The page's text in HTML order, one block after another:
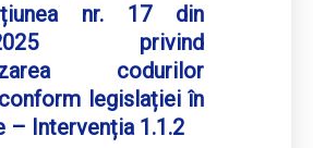
nr. 17 din
privind
codurilor
legislației în
– Intervenția 1.1.2